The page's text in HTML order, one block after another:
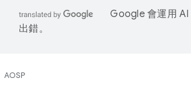
Google 會運用 AI
出錯。
AOSP